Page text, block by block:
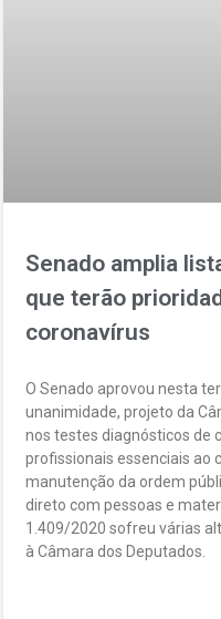
Senado amplia
que terão
coronavírus
O Senado aprovou nesta
unanimidade, projeto da
nos testes diagnósticos de
profissionais essenciais ao
manutenção da ordem
direto com pessoas e
1.409/2020 sofreu várias
à Câmara dos Deputados.